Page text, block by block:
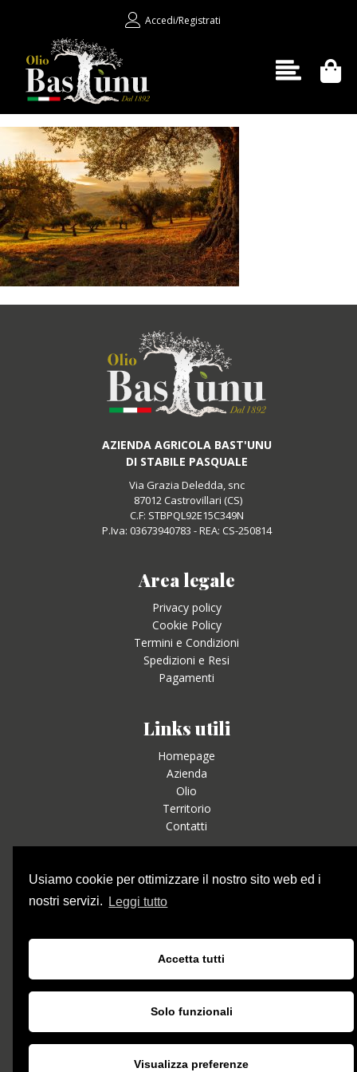
Accedi/Registrati
AZIENDA AGRICOLA BAST'UNU
DI STABILE PASQUALE
Via Grazia Deledda, snc
87012 Castrovillari (CS)
C.F: STBPQL92E15C349N
P.Iva: 03673940783 - REA: CS-250814
Area legale
Privacy policy
Cookie Policy
Termini e Condizioni
Spedizioni e Resi
Pagamenti
Links utili
Homepage
Azienda
Olio
Territorio
Contatti
Social
Contatti
Pec: pasquale.stabile@pec.agritel.it
Tel: 346.1661911 - 349.5120261
Usiamo cookie per ottimizzare il nostro sito web ed i
nostri servizi.
Leggi tutto
Accetta tutti
Solo funzionali
Visualizza preferenze